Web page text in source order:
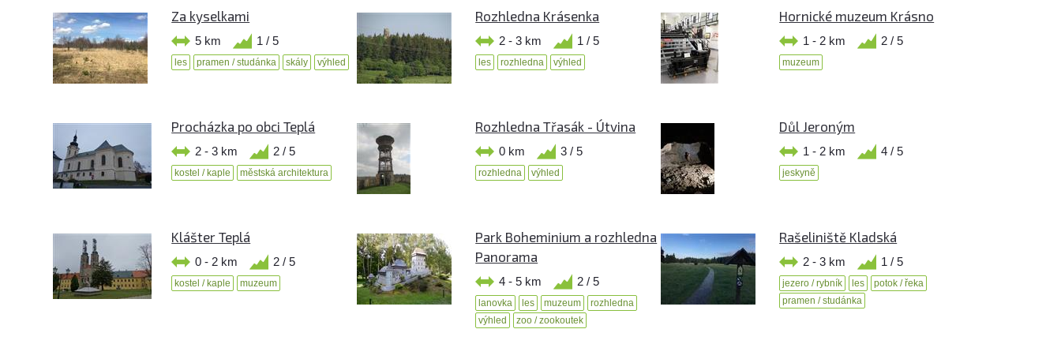
Za kyselkami
5 km 1 / 5
les pramen / studánka skály výhled
Rozhledna Krásenka
2 - 3 km 1 / 5
les rozhledna výhled
Hornické muzeum Krásno
1 - 2 km 2 / 5
muzeum
Procházka po obci Teplá
2 - 3 km 2 / 5
kostel / kaple městská architektura
Rozhledna Třasák - Útvina
0 km 3 / 5
rozhledna výhled
Důl Jeroným
1 - 2 km 4 / 5
jeskyně
Klášter Teplá
0 - 2 km 2 / 5
kostel / kaple muzeum
Park Boheminium a rozhledna
Panorama
4 - 5 km 2 / 5
lanovka les muzeum
rozhledna
výhled
zoo / zookoutek
Rašeliniště Kladská
2 - 3 km 1 / 5
jezero / rybník les
potok / řeka
pramen / studánka